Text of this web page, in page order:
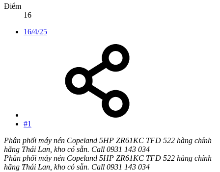
Điểm
16
16/4/25
#1
Phân phối máy nén Copeland 5HP ZR61KC TFD 522 hàng chính
hãng Thái Lan, kho có sẵn. Call 0931 143 034
Phân phối máy nén Copeland 5HP ZR61KC TFD 522 hàng chính
hãng Thái Lan, kho có sẵn. Call 0931 143 034